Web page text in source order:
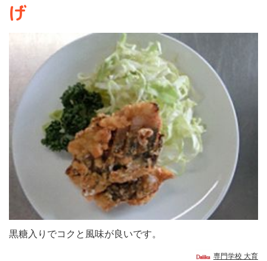
げ
黒糖入りでコクと風味が良いです。
専門学校 大育